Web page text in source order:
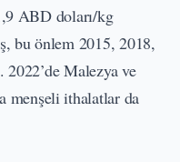
ABD doları/kg
bu önlem 2015, 2018,
Malezya ve
menşeli ithalatlar da